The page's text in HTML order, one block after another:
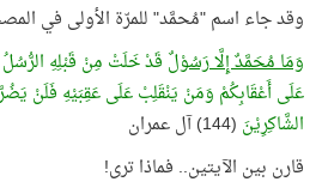
وقد جاء اسم "مُحمَّد" للمرّة الأولى في
وَمَا مُحَمَّدٌ إِلَّا رَسُوْلٌ قَدْ خَلَتْ مِنْ قَبْلِهِ الرُّسُلُ
عَلَى أَعْقَابِكُمْ وَمَنْ يَنْقَلِبْ عَلَى عَقِبَيْهِ فَلَنْ
الشَّاكِرِيْنَ (144) آل عمران
قارن بين الآيتين.. فماذا ترى!